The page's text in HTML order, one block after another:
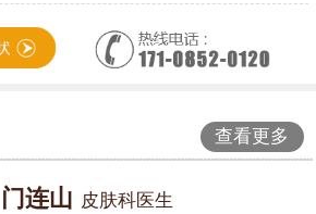
查看更多
门连山 皮肤科医生